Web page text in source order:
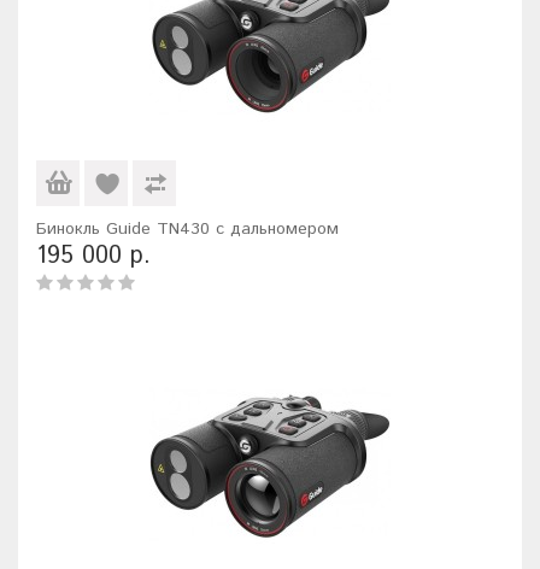
Бинокль Guide TN430 с дальномером
195 000 р.